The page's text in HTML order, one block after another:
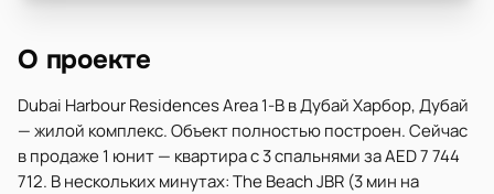
О проекте
Dubai Harbour Residences Area 1-B в Дубай Харбор, Дубай
— жилой комплекс. Объект полностью построен. Сейчас
в продаже 1 юнит — квартира с 3 спальнями за AED 7 744
712. В нескольких минутах: The Beach JBR (3 мин на